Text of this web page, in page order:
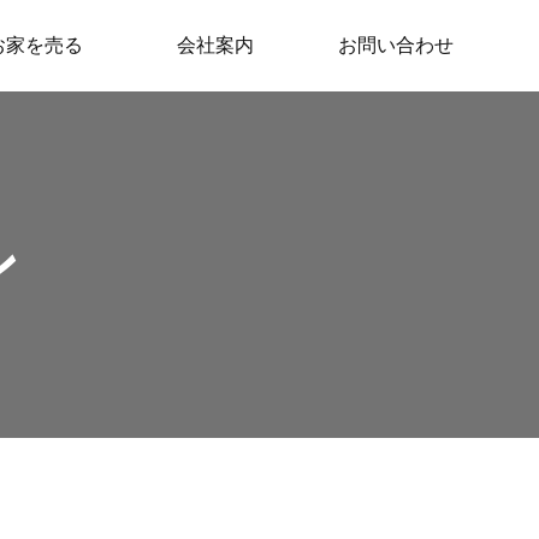
家を売る 会社案内 お問い合わせ